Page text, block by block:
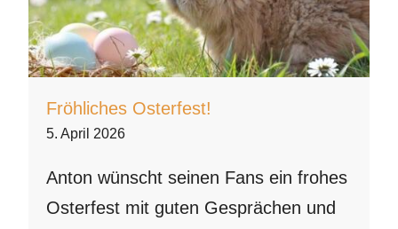
Fröhliches Osterfest!
5. April 2026
Anton wünscht seinen Fans ein frohes
Osterfest mit guten Gesprächen und